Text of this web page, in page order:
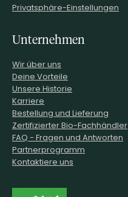
Privatsphäre-Einstellungen
Unternehmen
Wir über uns
Deine Vorteile
Unsere Historie
Karriere
Bestellung und Lieferung
Zertifizierter Bio-Fachhändler
FAQ - Fragen und Antworten
Partnerprogramm
Kontaktiere uns